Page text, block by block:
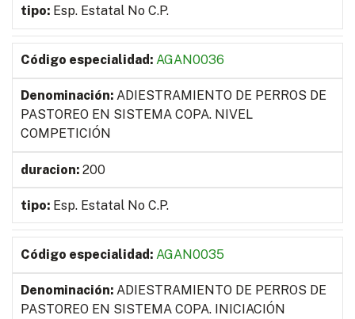
Esp. Estatal No C.P.
AGAN0036
ADIESTRAMIENTO DE PERROS DE
PASTOREO EN SISTEMA COPA. NIVEL
COMPETICIÓN
200
Esp. Estatal No C.P.
AGAN0035
ADIESTRAMIENTO DE PERROS DE
PASTOREO EN SISTEMA COPA. INICIACIÓN